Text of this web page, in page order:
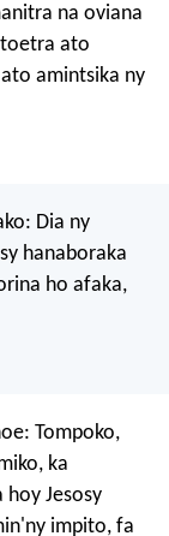
na oviana
ato
amintsika ny
Dia ny
sy hanaboraka
ho afaka,
Tompoko,
ka
hoy Jesosy
impito, fa